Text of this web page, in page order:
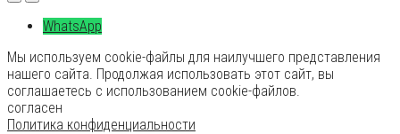
WhatsApp
Мы используем cookie-файлы для наилучшего представления
нашего сайта. Продолжая использовать этот сайт, вы
соглашаетесь с использованием cookie-файлов.
согласен
Политика конфиденциальности